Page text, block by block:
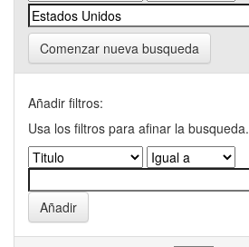
Comenzar nueva busqueda
Añadir filtros:
Usa los filtros para afinar la busqueda.